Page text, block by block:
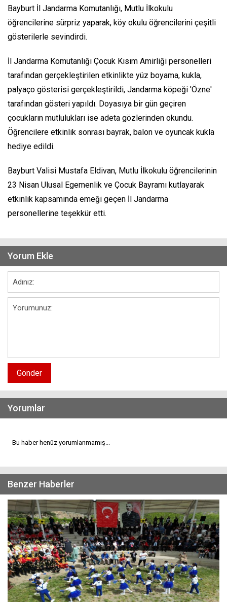
Bayburt İl Jandarma Komutanlığı, Mutlu İlkokulu
öğrencilerine sürpriz yaparak, köy okulu öğrencilerini çeşitli
gösterilerle sevindirdi.
İl Jandarma Komutanlığı Çocuk Kısım Amirliği personelleri
tarafından gerçekleştirilen etkinlikte yüz boyama, kukla,
palyaço gösterisi gerçekleştirildi, Jandarma köpeği 'Özne'
tarafından gösteri yapıldı. Doyasıya bir gün geçiren
çocukların mutlulukları ise adeta gözlerinden okundu.
Öğrencilere etkinlik sonrası bayrak, balon ve oyuncak kukla
hediye edildi.
Bayburt Valisi Mustafa Eldivan, Mutlu İlkokulu öğrencilerinin
23 Nisan Ulusal Egemenlik ve Çocuk Bayramı kutlayarak
etkinlik kapsamında emeği geçen İl Jandarma
personellerine teşekkür etti.
Yorum Ekle
Gönder
Yorumlar
Bu haber henüz yorumlanmamış...
Benzer Haberler